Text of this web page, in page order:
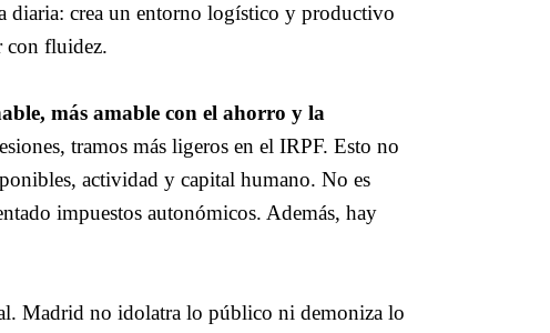
diaria: crea un entorno logístico y productivo
con fluidez.
más amable con el ahorro y la
tramos más ligeros en el IRPF. Esto no
actividad y capital humano. No es
impuestos autonómicos. Además, hay
Madrid no idolatra lo público ni demoniza lo